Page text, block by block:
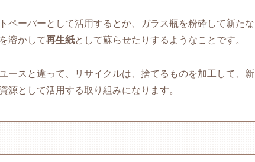
ペーパーとして活用するとか、ガラス瓶を粉砕して新たな
溶かして再生紙として蘇らせたりするようなことです。
ースと違って、リサイクルは、捨てるものを加工して、新
源として活用する取り組みになります。